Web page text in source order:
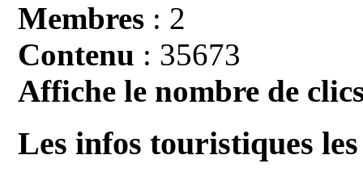
Membres : 2
Contenu : 35673
Affiche le nombre de
Les infos touristiques